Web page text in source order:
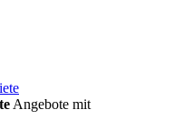
Angebote mit